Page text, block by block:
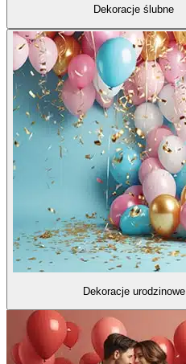
Dekoracje ślubne
Dekoracje urodzinowe